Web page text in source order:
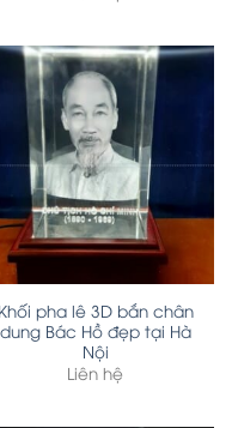
Khối pha lê 3D bắn chân
dung Bác Hồ đẹp tại Hà
Nội
Liên hệ